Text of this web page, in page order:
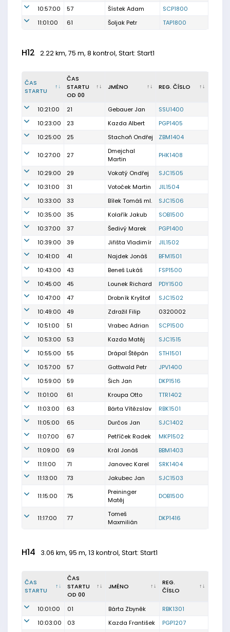
10:57:00
57 Šístek Adam
SCP1800
11:01:00
61 Šoljak Petr TAP1800
H12 2.22 km, 75 m, 8 kontrol, Start: Start1
ČAS
STARTU
ČAS
STARTU
OD 00
JMÉNO REG. ČÍSLO
10:21:00 21 Gebauer Jan
SSU1400
10:23:00
23 Kazda Albert
PGP1405
10:25:00
25 Stachoň Ondřej ZBM1404
10:27:00 27
Dmejchal
Martin
PHK1408
10:29:00 29 Vokatý Ondřej
SJC1505
10:31:00
31 Votoček Martin
JIL1504
10:33:00
33 Bílek Tomáš ml.
SJC1506
10:35:00
35 Kolařík Jakub
SOB1500
10:37:00
37 Šedivý Marek
PGP1400
10:39:00
39 Jiřišta Vladimír
JIL1502
10:41:00
41 Najdek Jonáš
BFM1501
10:43:00
43 Beneš Lukáš
FSP1500
10:45:00
45 Lounek Richard
PDY1500
10:47:00
47 Drobník Kryštof
SJC1502
10:49:00
49 Zdražil Filip
0320002
10:51:00
51 Vrabec Adrian
SCP1500
10:53:00
53 Kazda Matěj
SJC1515
10:55:00
55 Drápal Štěpán
STH1501
10:57:00
57 Gottwald Petr
JPV1400
10:59:00
59 Šich Jan
DKP1516
11:01:00
61 Kroupa Otto
TTR1402
11:03:00
63 Bárta Vítězslav
RBK1501
11:05:00
65 Durčos Jan
SJC1402
11:07:00
67 Petříček Radek
MKP1502
11:09:00
69 Král Jonáš
BBM1403
11:11:00
71 Janovec Karel
SRK1404
11:13:00
73 Jakubec Jan SJC1503
11:15:00 75
Preininger
Matěj
DOB1500
11:17:00 77
Tomeš
Maxmilián
DKP1416
H14 3.06 km, 95 m, 13 kontrol, Start: Start1
ČAS
STARTU
ČAS
STARTU
OD 00
JMÉNO
REG.
ČÍSLO
10:01:00 01 Bárta Zbyněk
RBK1301
10:03:00
03 Kazda František PGP1207